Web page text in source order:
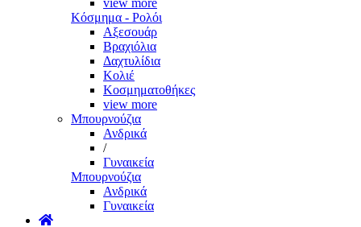
view more
Κόσμημα - Ρολόι
Αξεσουάρ
Βραχιόλια
Δαχτυλίδια
Κολιέ
Κοσμηματοθήκες
view more
Μπουρνούζια
Ανδρικά
/
Γυναικεία
Μπουρνούζια
Ανδρικά
Γυναικεία